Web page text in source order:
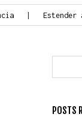
Estender a
POSTS